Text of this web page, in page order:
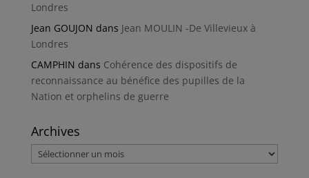
Londres
Jean GOUJON dans Jean MOULIN -De Villevieux à
Londres
CAMPHIN dans Cohérence des dispositifs de
reconnaissance au bénéfice des pupilles de la
Nation et orphelins de guerre
Archives
Archives